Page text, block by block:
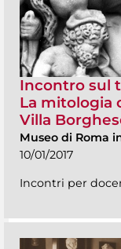
Incontro sul
La mitologia
Villa
Museo di Roma
10/01/2017
Incontri per